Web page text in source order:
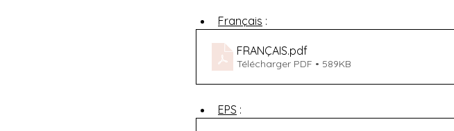
Français :
FRANÇAIS.pdf
Télécharger PDF • 589KB
EPS :